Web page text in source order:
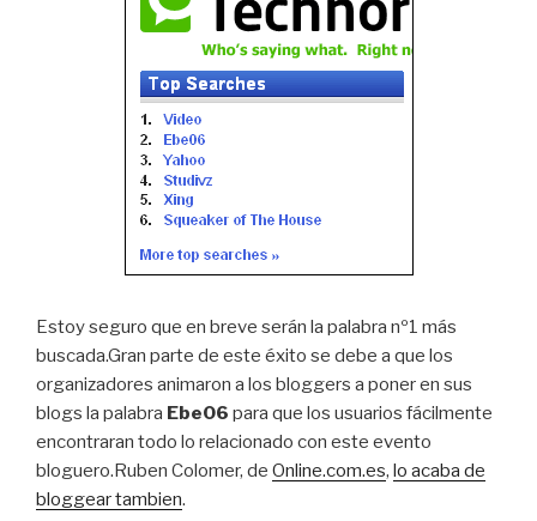
Estoy seguro que en breve serán la palabra nº1 más
buscada.Gran parte de este éxito se debe a que los
organizadores animaron a los bloggers a poner en sus
blogs la palabra Ebe06 para que los usuarios fácilmente
encontraran todo lo relacionado con este evento
bloguero.Ruben Colomer, de Online.com.es, lo acaba de
bloggear tambien.